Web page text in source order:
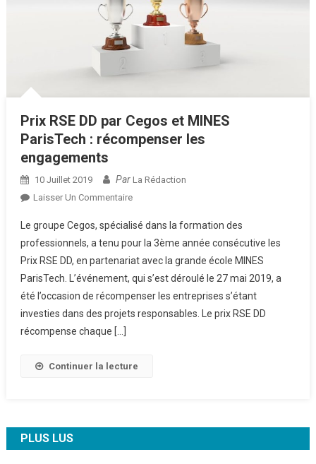
Prix RSE DD par Cegos et MINES
ParisTech : récompenser les
engagements
10 Juillet 2019 Par La Rédaction
Laisser Un CommentaireSur
RSE
DD
Par
Cegos
Et
MINES
Le groupe Cegos, spécialisé dans la formation des
professionnels, a tenu pour la 3ème année consécutive les
Prix RSE DD, en partenariat avec la grande école MINES
ParisTech. L’événement, qui s’est déroulé le 27 mai 2019, a
été l’occasion de récompenser les entreprises s’étant
investies dans des projets responsables. Le prix RSE DD
récompense chaque […]
Continuer la lecture
PLUS LUS